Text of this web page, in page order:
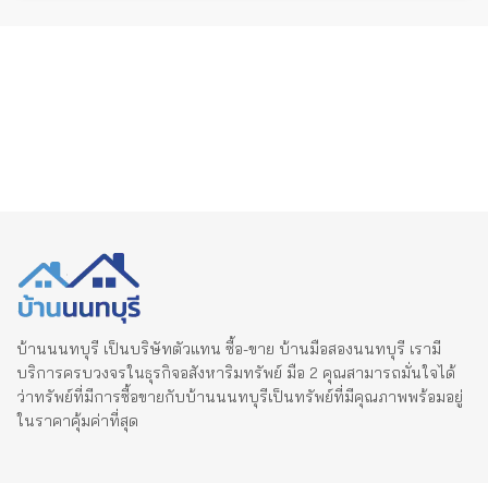
บ้านนนทบุรี เป็นบริษัทตัวแทน ซื้อ-ขาย บ้านมือสองนนทบุรี เรามี
บริการครบวงจรในธุรกิจอสังหาริมทรัพย์ มือ 2 คุณสามารถมั่นใจได้
ว่าทรัพย์ที่มีการซื้อขายกับบ้านนนทบุรีเป็นทรัพย์ที่มีคุณภาพพร้อมอยู่
ในราคาคุ้มค่าที่สุด